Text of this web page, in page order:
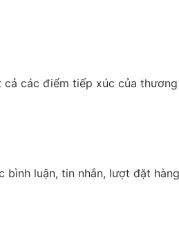
các điểm tiếp xúc của
bình luận, tin nhắn, lượt đặt